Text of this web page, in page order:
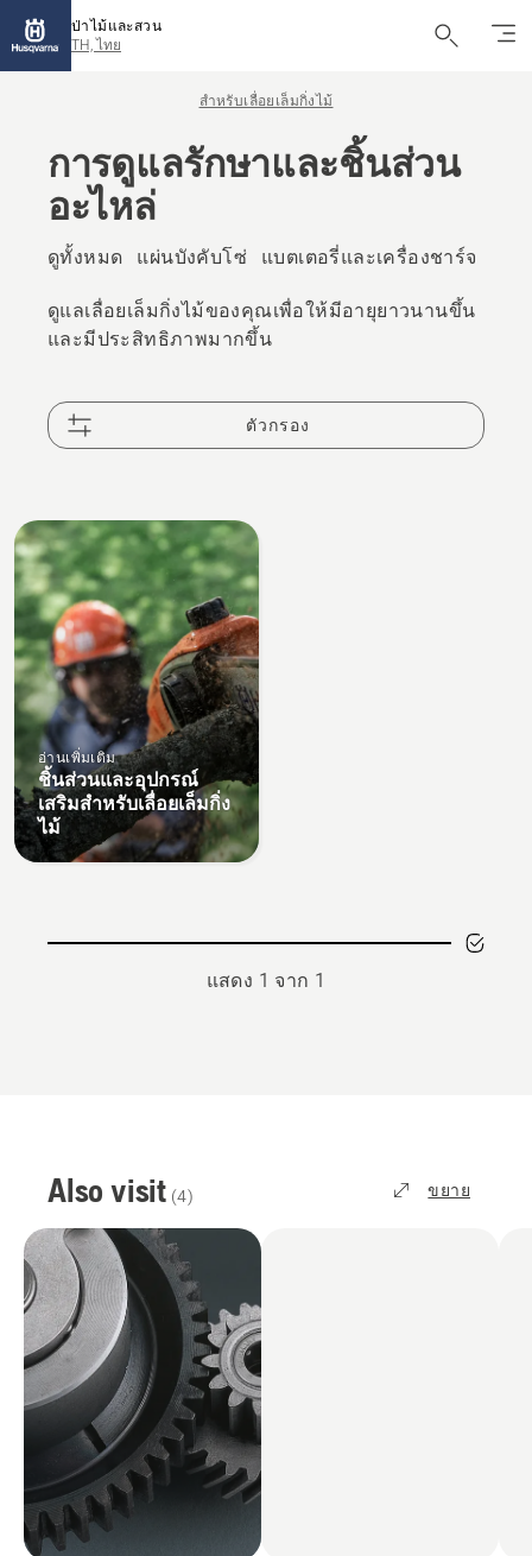
ป่าไม้และสวน
TH, ไทย
สำหรับเลื่อยเล็มกิ่งไม้
การดูแลรักษาและชิ้นส่วน
อะไหล่
ดูทั้งหมด แผ่นบังคับโซ่ แบตเตอรี่และเครื่องชาร์จ
ดูแลเลื่อยเล็มกิ่งไม้ของคุณเพื่อให้มีอายุยาวนานขึ้น
และมีประสิทธิภาพมากขึ้น
ตัวกรอง
All
products
อ่านเพิ่มเติม
ชิ้นส่วนและอุปกรณ์
เสริมสำหรับเลื่อยเล็มกิ่ง
ไม้
แสดง 1 จาก 1
Also visit (4) ขยาย